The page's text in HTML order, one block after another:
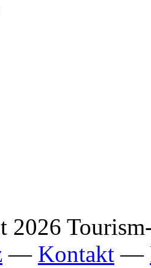
2026
— Kontakt —